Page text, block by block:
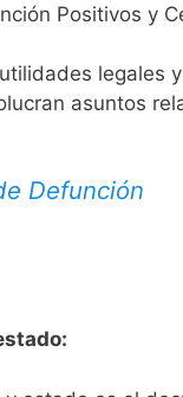
Positivos y
legales
asuntos
Defunción